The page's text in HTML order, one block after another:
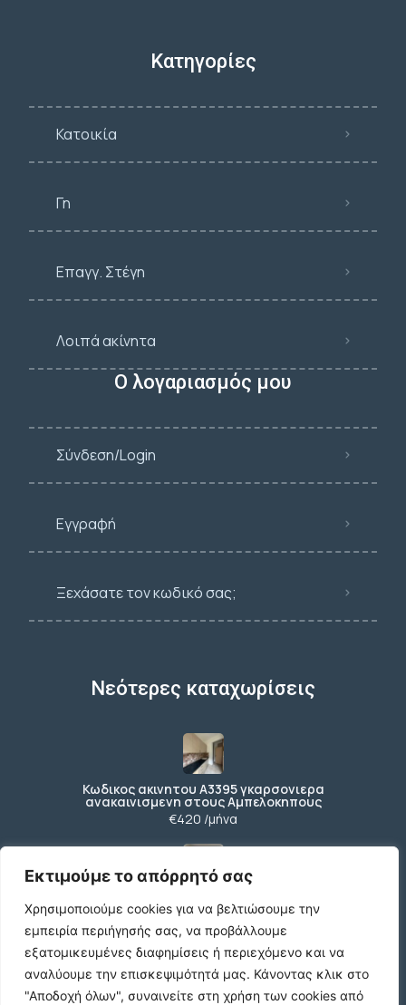
Εκτιμούμε το απόρρητό σας
Χρησιμοποιούμε cookies για να βελτιώσουμε την
εμπειρία περιήγησής σας, να προβάλλουμε
εξατομικευμένες διαφημίσεις ή περιεχόμενο και να
αναλύουμε την επισκεψιμότητά μας. Κάνοντας κλικ στο
"Αποδοχή όλων", συναινείτε στη χρήση των cookies από
Κατηγορίες
Κατοικία
Γη
Επαγγ. Στέγη
Λοιπά ακίνητα
Ο λογαριασμός μου
Σύνδεση/Login
Εγγραφή
Ξεχάσατε τον κωδικό σας;
Νεότερες καταχωρίσεις
Κωδικος ακινητου Α3395 γκαρσονιερα
ανακαινισμενη στους Αμπελοκηπους
€420 /μήνα
Κωδικος ακινητου Β4104 διαμερισμα στους
Αμπελοκηπους
€550 /μήνα